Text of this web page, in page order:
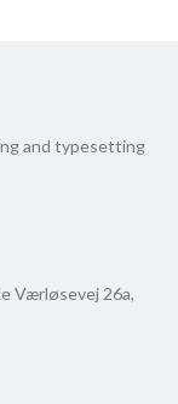
and typesetting
Værløsevej 26a,